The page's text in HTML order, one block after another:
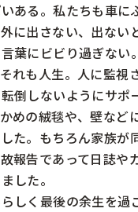
ある。私たちも車に
に出さない、出ない
葉にビビり過ぎない
れも人生。人に監視
倒しないようにサポ
めの絨毯や、壁など
た。もちろん家族が
報告であって日誌や
した。
しく最後の余生を過